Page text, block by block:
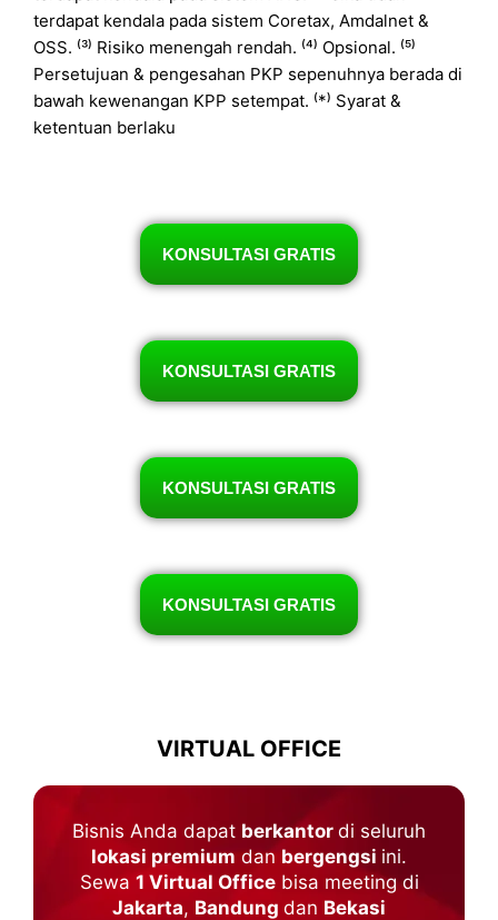
terdapat kendala pada sistem Coretax, Amdalnet &
OSS. ⁽³⁾ Risiko menengah rendah. ⁽⁴⁾ Opsional. ⁽⁵⁾
Persetujuan & pengesahan PKP sepenuhnya berada di
bawah kewenangan KPP setempat. ⁽*⁾ Syarat &
ketentuan berlaku
KONSULTASI GRATIS
KONSULTASI GRATIS
KONSULTASI GRATIS
KONSULTASI GRATIS
VIRTUAL OFFICE
Bisnis Anda dapat berkantor di seluruh
lokasi premium dan bergengsi ini.
Sewa 1 Virtual Officebisa meeting di
Jakarta, Bandung dan Bekasi